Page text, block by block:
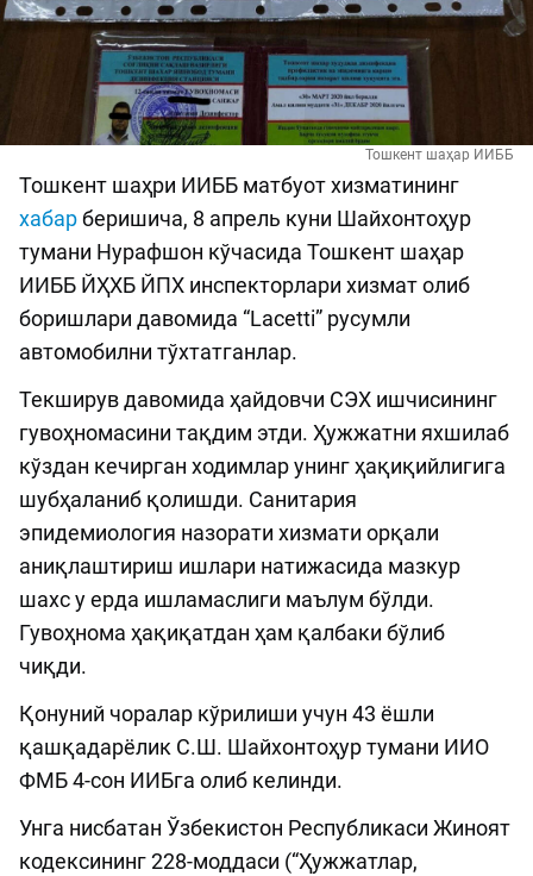
Тошкент шаҳар ИИББ
Тошкент шаҳри ИИББ матбуот хизматининг
хабарберишича, 8 апрель куни Шайхонтоҳур
тумани Нурафшон кўчасида Тошкент шаҳар
ИИББ ЙҲХБ ЙПХ инспекторлари хизмат олиб
боришлари давомида “Lacetti” русумли
автомобилни тўхтатганлар.
Текширув давомида ҳайдовчи СЭХ ишчисининг
гувоҳномасини тақдим этди. Ҳужжатни яхшилаб
кўздан кечирган ходимлар унинг ҳақиқийлигига
шубҳаланиб қолишди. Санитария
эпидемиология назорати хизмати орқали
аниқлаштириш ишлари натижасида мазкур
шахс у ерда ишламаслиги маълум бўлди.
Гувоҳнома ҳақиқатдан ҳам қалбаки бўлиб
чиқди.
Қонуний чоралар кўрилиши учун 43 ёшли
қашқадарёлик С.Ш. Шайхонтоҳур тумани ИИО
ФМБ 4-сон ИИБга олиб келинди.
Унга нисбатан Ўзбекистон Республикаси Жиноят
кодексининг 228-моддаси (“Ҳужжатлар,